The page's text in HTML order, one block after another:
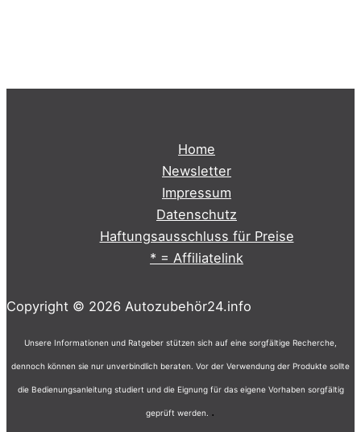
Home
Newsletter
Impressum
Datenschutz
Haftungsausschluss für Preise
* = Affiliatelink
Copyright © 2026 Autozubehör24.info
Unsere Informationen und Ratgeber stützen sich auf eine sorgfältige Recherche,
dennoch können sie nur unverbindlich beraten. Vor der Verwendung der Produkte sollte
die Bedienungsanleitung studiert und die Eignung für das eigene Vorhaben sorgfältig
geprüft werden. .